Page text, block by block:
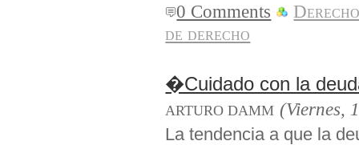
0 Comments
de derecho
�Cuidado con la
ARTURO DAMM (Viernes,
La tendencia a que la